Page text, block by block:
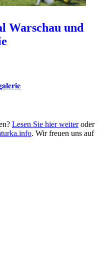
Warschau und
Lesen Sie hier weiteroder
. Wir freuen uns auf